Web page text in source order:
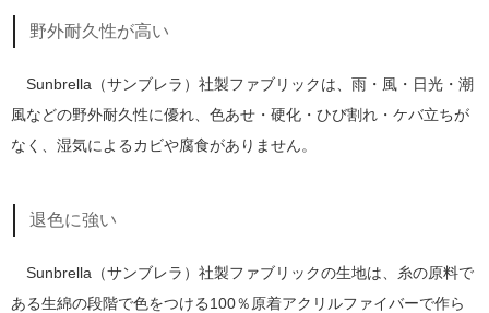
野外耐久性が高い
Sunbrella（サンブレラ）社製ファブリックは、雨・風・日光・潮
風などの野外耐久性に優れ、色あせ・硬化・ひび割れ・ケバ立ちが
なく、湿気によるカビや腐食がありません。
退色に強い
Sunbrella（サンブレラ）社製ファブリックの生地は、糸の原料で
ある生綿の段階で色をつける100％原着アクリルファイバーで作ら